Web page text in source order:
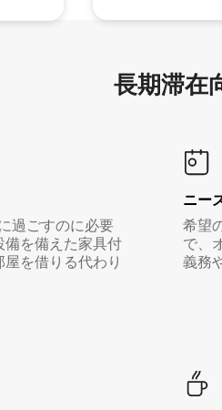
長期滞在
過ごすのに必要
を備えた家具付
を借りる代わり
ニー
希望
で、
義務